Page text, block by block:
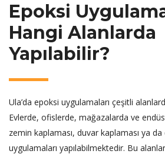
Epoksi
Hangi Alanlarda
Yapılabilir?
Ula’da epoksi uygulamaları çeşitli
Evlerde, ofislerde, mağazalarda ve
zemin kaplaması, duvar kaplaması ya
uygulamaları yapılabilmektedir. Bu